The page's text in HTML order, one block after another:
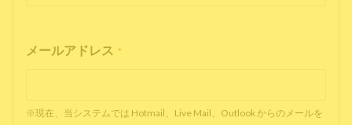
メールアドレス *
※現在、当システムでは Hotmail、Live Mail、Outlook からのメールを